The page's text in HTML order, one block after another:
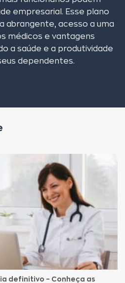
empresarial. Esse plano
abrangente, acesso a uma
médicos e vantagens
a saúde e a produtividade
dependentes.
definitivo – Conheça as